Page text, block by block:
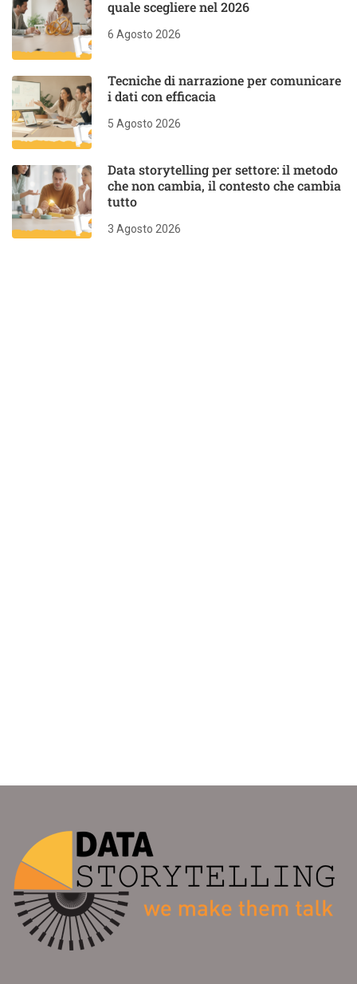
quale scegliere nel 2026
6 Agosto 2026
Tecniche di narrazione per comunicare
i dati con efficacia
5 Agosto 2026
Data storytelling per settore: il metodo
che non cambia, il contesto che cambia
tutto
3 Agosto 2026